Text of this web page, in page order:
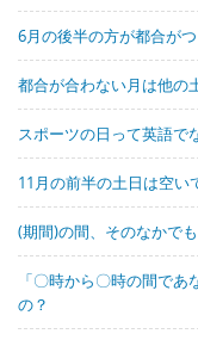
6月の後半の方が都合が
都合が合わない月は他の
スポーツの日って英語で
11月の前半の土日は空い
(期間)の間、そのなかで
「〇時から〇時の間で
の？